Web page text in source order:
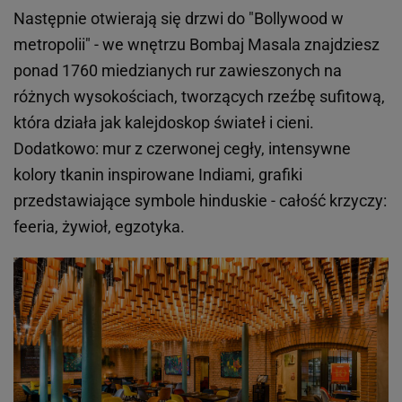
Następnie otwierają się drzwi do "Bollywood w
metropolii" - we wnętrzu Bombaj Masala znajdziesz
ponad 1760 miedzianych rur zawieszonych na
różnych wysokościach, tworzących rzeźbę sufitową,
która działa jak kalejdoskop świateł i cieni.
Dodatkowo: mur z czerwonej cegły, intensywne
kolory tkanin inspirowane Indiami, grafiki
przedstawiające symbole hinduskie - całość krzyczy:
feeria, żywioł, egzotyka.